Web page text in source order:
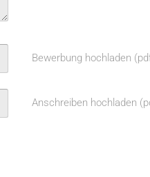
Bewerbung hochladen
Anschreiben hochladen